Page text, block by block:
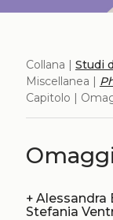
Collana | Studi
Miscellanea |
Capitolo |
+Alessandra Bucossi, Elisabetta Molteni,
Stefania